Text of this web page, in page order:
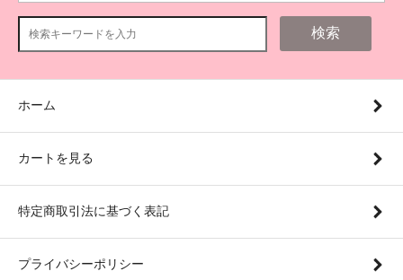
検索
ホーム
カートを見る
特定商取引法に基づく表記
プライバシーポリシー